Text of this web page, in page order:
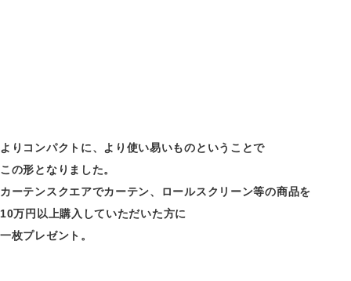
よりコンパクトに、より使い易いものということで
この形となりました。
カーテンスクエアでカーテン、ロールスクリーン等の商品を
10万円以上購入していただいた方に
一枚プレゼント。